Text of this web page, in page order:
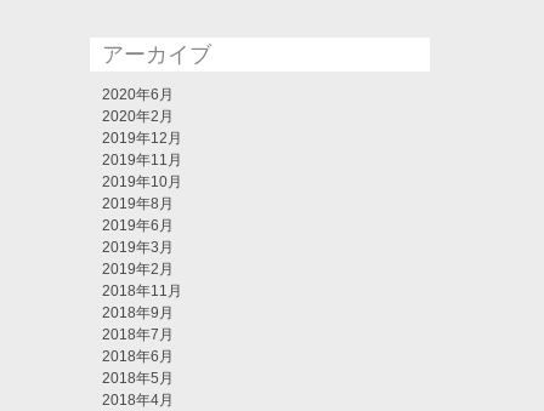
アーカイブ
2020年6月
2020年2月
2019年12月
2019年11月
2019年10月
2019年8月
2019年6月
2019年3月
2019年2月
2018年11月
2018年9月
2018年7月
2018年6月
2018年5月
2018年4月